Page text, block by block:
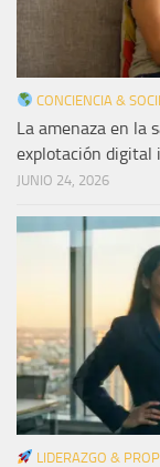
CONCIENCIA &
La amenaza en la
explotación digital
JUNIO 24, 2026
LIDERAZGO &